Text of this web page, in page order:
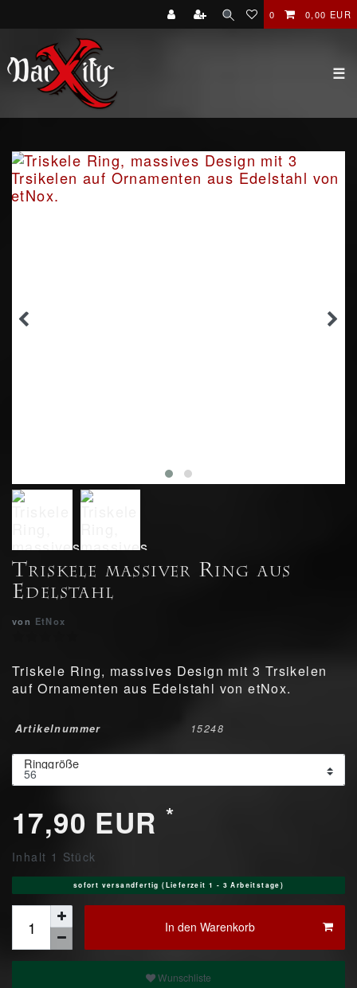
0 0,00 EUR
☰
Triskele massiver Ring aus
Edelstahl
von EtNox
Triskele Ring, massives Design mit 3 Trsikelen
auf Ornamenten aus Edelstahl von etNox.
Artikelnummer 15248
Ringgröße
17,90 EUR *
Inhalt 1 Stück
sofort versandfertig (Lieferzeit 1 - 3 Arbeitstage)
In den Warenkorb
Wunschliste